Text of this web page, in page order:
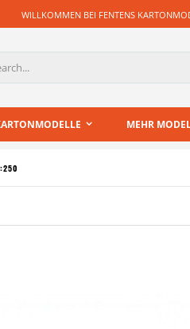
WILLKOMMEN BEI FENTENS
MEHR